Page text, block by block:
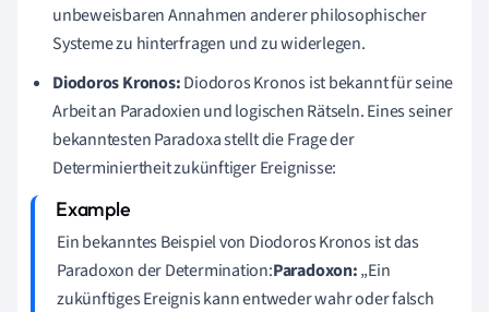
unbeweisbaren Annahmen anderer philosophischer
Systeme zu hinterfragen und zu widerlegen.
Diodoros Kronos:Diodoros Kronos ist bekannt für seine
Arbeit an Paradoxien und logischen Rätseln. Eines seiner
bekanntesten Paradoxa stellt die Frage der
Determiniertheit zukünftiger Ereignisse:
Ein bekanntes Beispiel von Diodoros Kronos ist das
Paradoxon der Determination:Paradoxon:„Ein
zukünftiges Ereignis kann entweder wahr oder falsch